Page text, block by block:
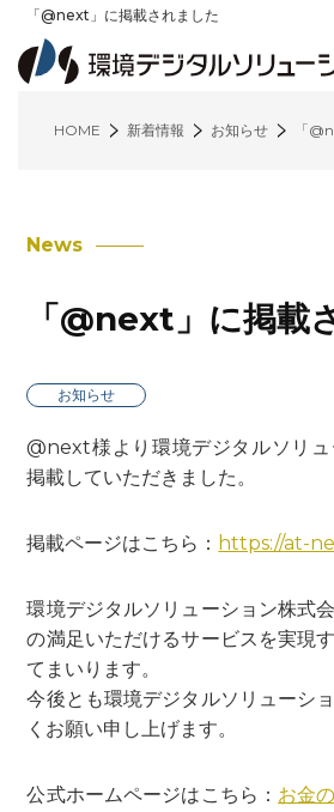
「@next」に掲載されました
HOME 新着情報 お知らせ 「
News
「@next」に掲載
お知らせ
@next様より環境デジタルソリ
掲載していただきました。
掲載ページはこちら： https://at-
環境デジタルソリューション株式
の満足いただけるサービスを実現
てまいります。
今後とも環境デジタルソリューシ
くお願い申し上げます。
公式ホームページはこちら： お金